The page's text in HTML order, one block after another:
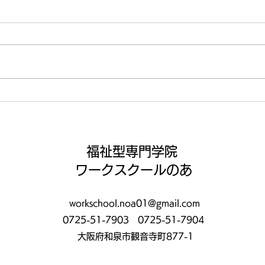
いよいよ納涼祭まであと1週
この
福祉型専門学院
ワークスクールのあ
workschool.noa01@gmail.com
0725-51-7903
0725-51-7904
大阪府和泉市観音寺町877-1